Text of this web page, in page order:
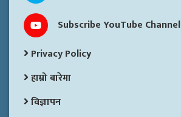
Subscribe YouTube Channel
Privacy Policy
हाम्रो बारेमा
विज्ञापन